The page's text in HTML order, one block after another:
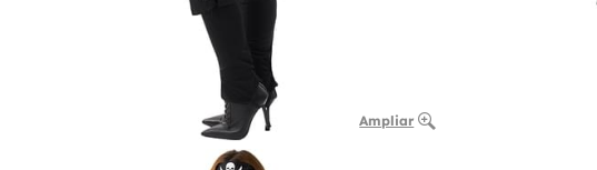
Ampliar